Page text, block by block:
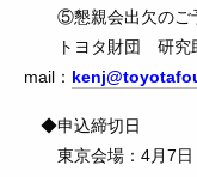
⑤懇親会出欠のご
トヨタ財団 研究助
mail：
◆申込締切日
東京会場：4月7日